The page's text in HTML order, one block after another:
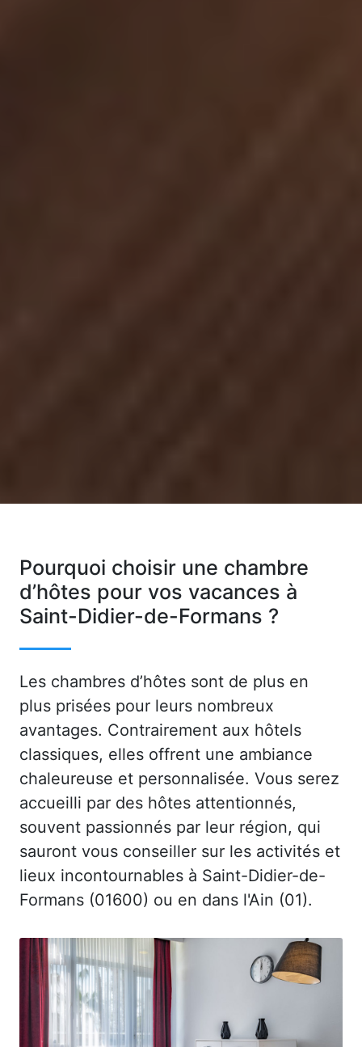
Pourquoi choisir une chambre
d’hôtes pour vos vacances à
Saint-Didier-de-Formans ?
Les chambres d’hôtes sont de plus en
plus prisées pour leurs nombreux
avantages. Contrairement aux hôtels
classiques, elles offrent une ambiance
chaleureuse et personnalisée. Vous serez
accueilli par des hôtes attentionnés,
souvent passionnés par leur région, qui
sauront vous conseiller sur les activités et
lieux incontournables à Saint-Didier-de-
Formans (01600) ou en dans l'Ain (01).